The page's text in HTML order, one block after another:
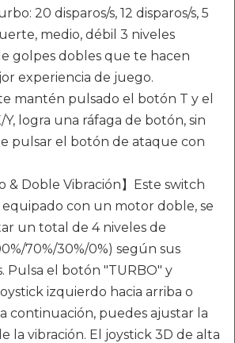
20 disparos/s, 12 disparos/s, 5
medio, débil 3 niveles
golpes dobles que te hacen
experiencia de juego.
mantén pulsado el botón T y el
logra una ráfaga de botón, sin
pulsar el botón de ataque con
& Doble Vibración】Este switch
equipado con un motor doble, se
un total de 4 niveles de
70%/30%/0%) según sus
Pulsa el botón "TURBO" y
izquierdo hacia arriba o
a continuación, puedes ajustar la
la vibración. El joystick 3D de alta